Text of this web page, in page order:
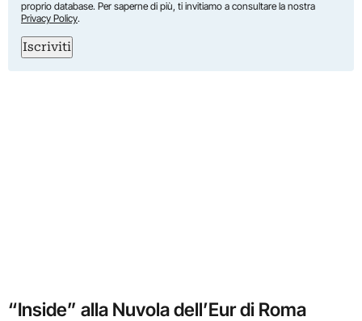
proprio database. Per saperne di più, ti invitiamo a consultare la nostra
Privacy Policy.
Iscriviti
“Inside” alla Nuvola dell’Eur di Roma